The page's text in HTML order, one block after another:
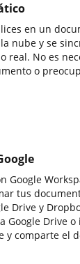
en un
nube y se
real. No es
o
Google
tus
Drive y
Google Drive
y comparte el